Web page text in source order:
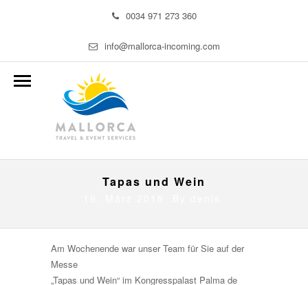
0034 971 273 360
info@mallorca-incoming.com
Tapas und Wein
Am Wochenende war unser Team für Sie auf der
Messe
„Tapas und Wein“ im Kongresspalast Palma de